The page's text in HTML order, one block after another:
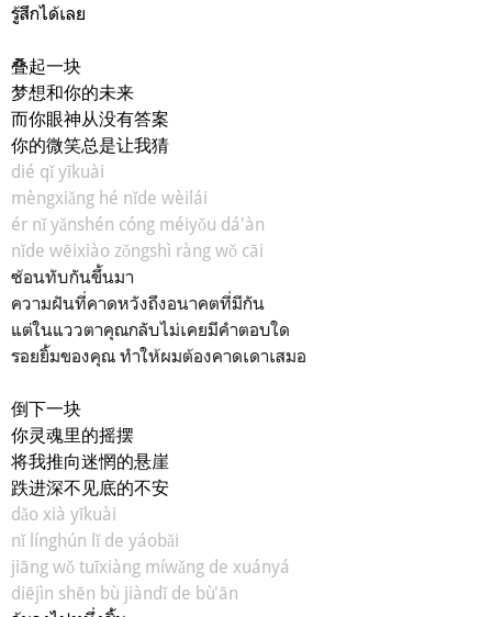
รู้สึกได้เลย
叠起一块
梦想和你的未来
而你眼神从没有答案
你的微笑总是让我猜
dié qǐ yīkuài
mèngxiǎng hé nǐde wèilái
ér nǐ yǎnshén cóng méiyǒu dá'àn
nǐde wēixiào zǒngshì ràng wǒ cāi
ซ้อนทับกันขึ้นมา
ความฝันที่คาดหวังถึงอนาคตที่มีกัน
แต่ในแววตาคุณกลับไม่เคยมีคำตอบใด
รอยยิ้มของคุณ ทำให้ผมต้องคาดเดาเสมอ
倒下一块
你灵魂里的摇摆
将我推向迷惘的悬崖
跌进深不见底的不安
dǎo xià yīkuài
nǐ línghún lǐ de yáobǎi
jiāng wǒ tuīxiàng míwǎng de xuányá
diējìn shēn bù jiàndǐ de bù'ān